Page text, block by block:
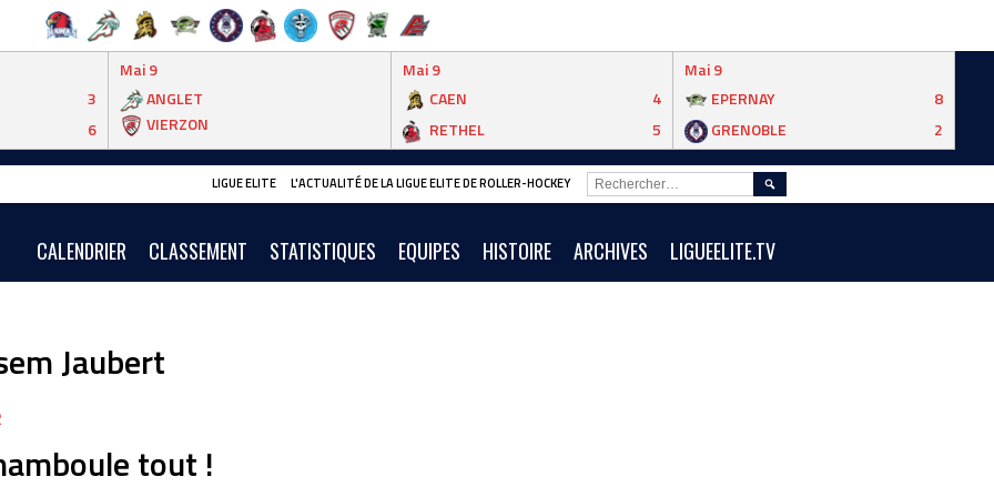
3
6
Mai 9
ANGLET
VIERZON
Mai 9
CAEN
4
RETHEL
5
Mai 9
EPERNAY
8
GRENOBLE
2
LIGUE ELITE L'ACTUALITÉ DE LA LIGUE ELITE DE ROLLER-HOCKEY
CALENDRIER CLASSEMENT STATISTIQUES EQUIPES HISTOIRE ARCHIVES LIGUEELITE.TV
RECHERCHER :
Jaubert
tout !